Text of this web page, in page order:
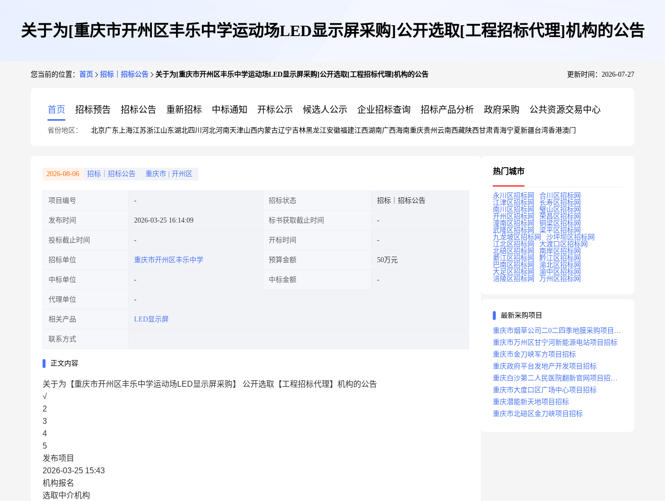
关于为[重庆市开州区丰乐中学运动场LED显示屏采购]公开选取[工程招标代理]机构的公告
您当前的位置： 首页 招标｜招标公告 关于为[重庆市开州区丰乐中学运动场LED显示屏采购]公开选取[工程招标代理]机构的公告 更新时间：2026-07-27
首页 招标预告 招标公告 重新招标 中标通知 开标公示 候选人公示 企业招标查询 招标产品分析 政府采购 公共资源交易中心
省份地区： 北京广东 上海江苏浙江山东湖北四川 河北河南天津山西内蒙古辽宁吉林黑龙江安徽福建江西湖南广西海南重庆贵州 云南西藏陕西甘肃青海宁夏新疆台湾香港澳门
2026-08-06 招标｜招标公告 重庆市 开州区
项目编号 招标状态 招标｜招标公告
发布时间 2026-03-25 16:14:09 标书获取截止时间
投标截止时间 开标时间
招标单位 重庆市开州区丰乐中学 预算金额 50万元
中标单位 中标金额
代理单位
相关产品 LED显示屏
联系方式
正文内容
关于为【重庆市开州区丰乐中学运动场LED显示屏采购】 公开选取【工程招标代理】机构的公告
√
2
3
4
5
发布项目
2026-03-25 15:43
机构报名
选取中介机构
热门城市
永川区招标网
合川区招标网
江津区招标网
长寿区招标网
南川区招标网
璧山区招标网
开州区招标网
荣昌区招标网
潼南区招标网
铜梁区招标网
武隆区招标网
梁平区招标网
九龙坡区招标网
沙坪坝区招标网
江北区招标网
大渡口区招标网
北碚区招标网
南岸区招标网
綦江区招标网
黔江区招标网
巴南区招标网
渝北区招标网
大足区招标网
渝中区招标网
涪陵区招标网
万州区招标网
最新采购项目
重庆市烟草公司二0二四季地膜采购项目招
标公告
重庆市万州区甘宁河新能源电站项目招标
重庆市金刀峡军方项目招标
重庆政府平台发地产开发项目招标
重庆白沙第二人民医院翻新官网项目招标
公告
重庆市大度口区广场中心项目招标
重庆潜能新天地项目招标
重庆市北碚区金刀峡项目招标